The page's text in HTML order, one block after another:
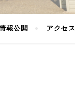
報公開 アクセス